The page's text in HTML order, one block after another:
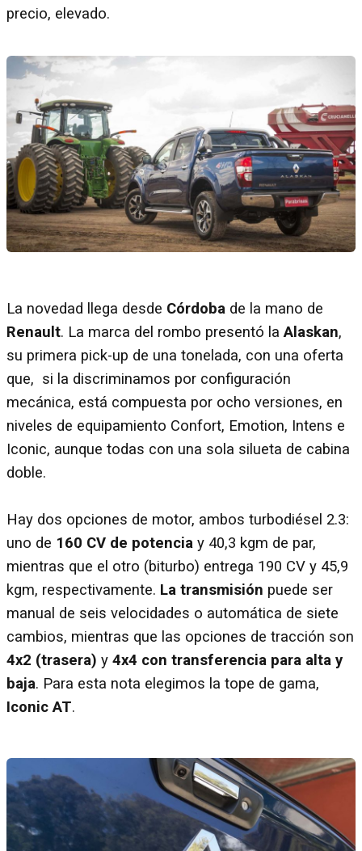
precio, elevado.
La novedad llega desde Córdoba de la mano de
Renault. La marca del rombo presentó laAlaskan,
su primera pick-up de una tonelada, con una oferta
que, si la discriminamos por configuración
mecánica, está compuesta por ocho versiones, en
niveles de equipamiento Confort, Emotion, Intens e
Iconic, aunque todas con una sola silueta de cabina
doble.
Hay dos opciones de motor, ambos turbodiésel 2.3:
uno de 160 CV de potencia y 40,3 kgm de par,
mientras que el otro (biturbo) entrega 190 CV y 45,9
kgm, respectivamente. La transmisión puede ser
manual de seis velocidades o automática de siete
cambios, mientras que las opciones de tracción son
4x2 (trasera) y 4x4 con transferencia para alta y
baja. Para esta nota elegimos la tope de gama,
Iconic AT.